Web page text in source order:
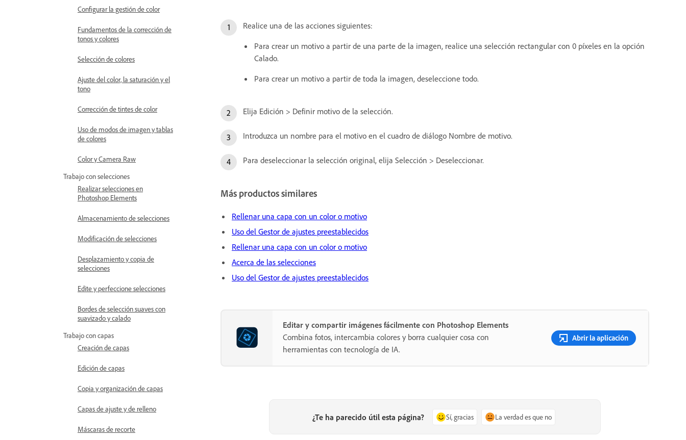
Configurar la gestión de color
Fundamentos de la corrección de
tonos y colores
Selección de colores
Ajuste del color, la saturación y el
tono
Corrección de tintes de color
Uso de modos de imagen y tablas
de colores
Color y Camera Raw
Trabajo con selecciones
Realizar selecciones en
Photoshop Elements
Almacenamiento de selecciones
Modificación de selecciones
Desplazamiento y copia de
selecciones
Edite y perfeccione selecciones
Bordes de selección suaves con
suavizado y calado
Trabajo con capas
Creación de capas
Edición de capas
Copia y organización de capas
Capas de ajuste y de relleno
Máscaras de recorte
Realice una de las acciones siguientes:
Para crear un motivo a partir de una parte de la imagen, realice una selección rectangular con 0 píxeles en la opción
Calado.
Para crear un motivo a partir de toda la imagen, deseleccione todo.
Elija Edición > Definir motivo de la selección.
Introduzca un nombre para el motivo en el cuadro de diálogo Nombre de motivo.
Para deseleccionar la selección original, elija Selección > Deseleccionar.
Más productos similares
Rellenar una capa con un color o motivo
Uso del Gestor de ajustes preestablecidos
Rellenar una capa con un color o motivo
Acerca de las selecciones
Uso del Gestor de ajustes preestablecidos
Editar y compartir imágenes fácilmente con Photoshop Elements
Combina fotos, intercambia colores y borra cualquier cosa con
herramientas con tecnología de IA.
Abrir la aplicación
¿Te ha parecido útil esta página? Sí, gracias La verdad es que no